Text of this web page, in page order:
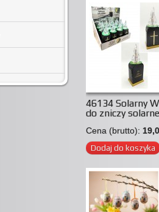
46134 Solarny
do zniczy
Cena (brutto):
Dodaj do koszyka